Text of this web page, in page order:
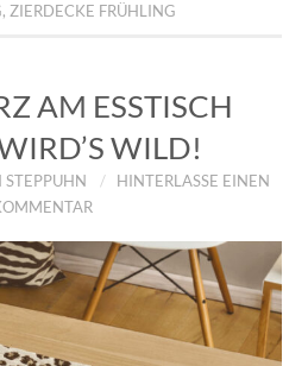
, ZIERDECKE FRÜHLING
AM ESSTISCH
WILD!
STEPPUHN
HINTERLASSE EINEN